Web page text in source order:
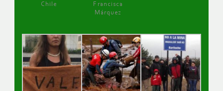
Chile
Francisca
Márquez